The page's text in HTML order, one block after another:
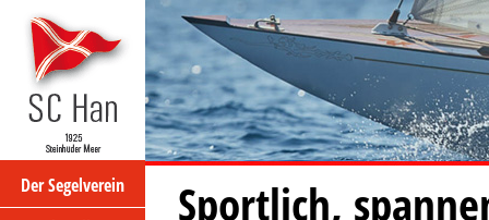
Der Segelverein
Sportlich,